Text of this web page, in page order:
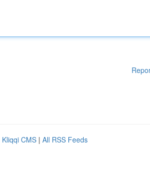
Kliqqi CMS | All RSS Feeds